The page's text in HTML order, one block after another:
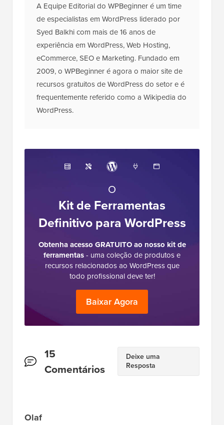
A Equipe Editorial do WPBeginner é um time
de especialistas em WordPress liderado por
Syed Balkhi com mais de 16 anos de
experiência em WordPress, Web Hosting,
eCommerce, SEO e Marketing. Fundado em
2009, o WPBeginner é agora o maior site de
recursos gratuitos de WordPress do setor e é
frequentemente referido como a Wikipedia do
WordPress.
O
Kit de Ferramentas
Definitivo para WordPress
Obtenha acesso GRATUITO ao nosso kit de
ferramentas- uma coleção de produtos e
recursos relacionados ao WordPress que
todo profissional deve ter!
Baixar Agora
Interações
do
15
Comentários
Deixe uma
Resposta
Olaf